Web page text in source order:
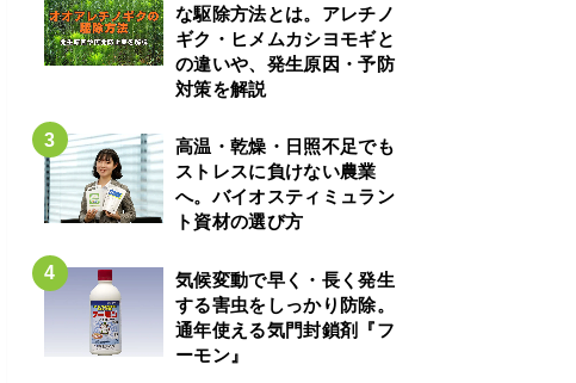
な駆除方法とは。アレチノ
ギク・ヒメムカシヨモギと
の違いや、発生原因・予防
対策を解説
高温・乾燥・日照不足でも
ストレスに負けない農業
へ。バイオスティミュラン
ト資材の選び方
気候変動で早く・長く発生
する害虫をしっかり防除。
通年使える気門封鎖剤『フ
ーモン』